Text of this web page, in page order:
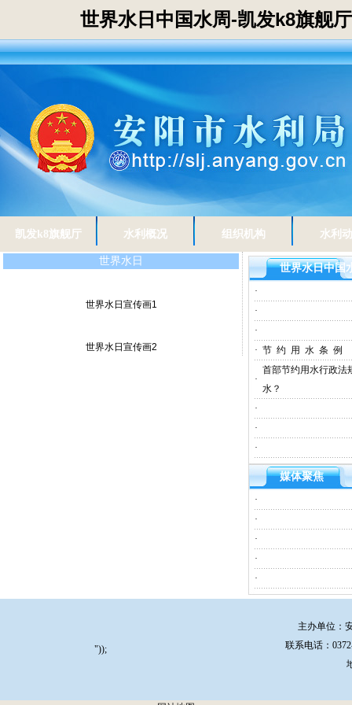
世界水日中国水周-凯发k8旗舰厅
凯发k8旗舰厅 水利概况 组织机构 水利
世界水日
世界水日宣传画1
世界水日宣传画2
世界水日中国
·
·
·
· 节 约 用 水 条 例
·
首部节约用水行政法
水？
·
·
·
媒体聚焦
·
·
·
·
·
"));
主办单位：
联系电话：